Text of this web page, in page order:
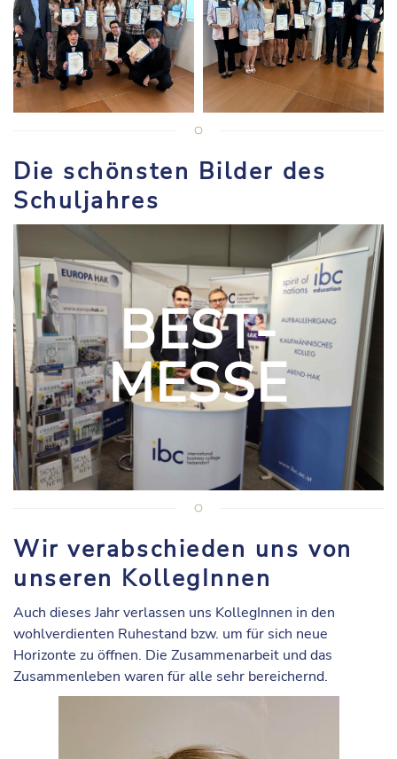
Die schönsten Bilder des
Schuljahres
UNBOXING
EU
Wir verabschieden uns von
unseren KollegInnen
Auch dieses Jahr verlassen uns KollegInnen in den
wohlverdienten Ruhestand bzw. um für sich neue
Horizonte zu öffnen. Die Zusammenarbeit und das
Zusammenleben waren für alle sehr bereichernd.